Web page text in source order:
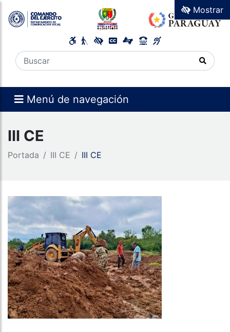
Menú de navegación
Mostrar
III CE
Portada III CE III CE